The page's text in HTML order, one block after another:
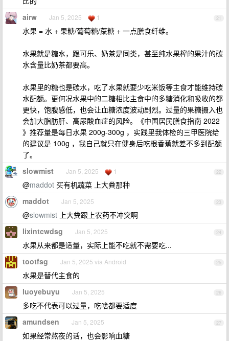
21
airw Jan 5, 2025 1
水果 = 水 + 果糖/葡萄糖/蔗糖 + 一点膳食纤维。
水果就是糖水，跟可乐、奶茶是同类，甚至纯水果榨的果汁的碳
水含量比奶茶都要高。
水果里的糖也是碳水，吃了水果就要少吃米饭等主食才能维持碳
水配额。更何况水果中的二糖相比主食中的多糖消化和吸收的都
更快，饱腹感低，也会让血糖浓度波动剧烈。过量的果糖摄入也
会加大脂肪肝、高尿酸血症的风险。《中国居民膳食指南 2022
》推荐量是每日水果 200g-300g ，实践里我体检的三甲医院给
的建议是 100g ，我自己就只在健身后吃根香蕉就差不多到配额
了。
22
slowmist Jan 5, 2025 1
@maddot 买有机蔬菜 上大粪那种
23
maddot Jan 5, 2025
@slowmist 上大粪跟上农药不冲突啊
24
lixintcwdsg Jan 5, 2025
水果从来都是适量，实际上能不吃就不需要吃...
25
tootfsg Jan 5, 2025 via Android
水果是替代主食的
26
luoyebuyu Jan 5, 2025
多吃不代表可以过量，吃啥都要适度
27
amundsen Jan 5, 2025
如果经常熬夜的话，也会影响血糖